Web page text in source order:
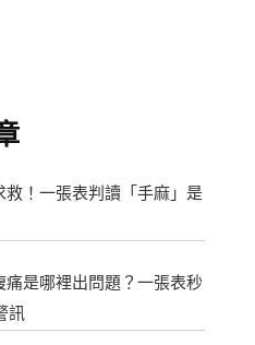
救！一張表判讀「手麻」是
痛是哪裡出問題？一張表秒
訊